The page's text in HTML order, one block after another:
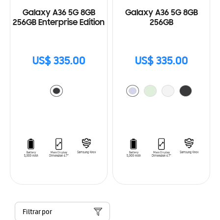
Galaxy A36 5G 8GB
256GB Enterprise Edition
US$ 335.00
Galaxy A36 5G 8GB
256GB
US$ 335.00
Filtrar por